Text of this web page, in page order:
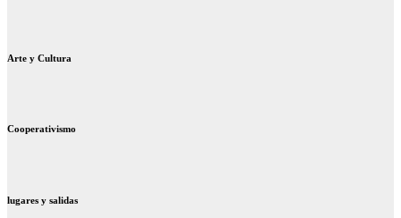
Arte y Cultura
Cooperativismo
lugares y salidas